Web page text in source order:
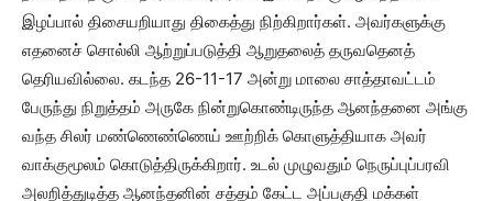
இழப்பால் திசையறியாது திகைத்து நிற்கிறார்கள். அவர்களுக்கு
எதனைச் சொல்லி ஆற்றுப்படுத்தி ஆறுதலைத் தருவதெனத்
தெரியவில்லை. கடந்த 26-11-17 அன்று மாலை சாத்தாவட்டம்
பேருந்து நிறுத்தம் அருகே நின்றுகொண்டிருந்த ஆனந்தனை அங்கு
வந்த சிலர் மண்ணெண்ணெய் ஊற்றிக் கொளுத்தியாக அவர்
வாக்குமூலம் கொடுத்திருக்கிறார். உடல் முழுவதும் நெருப்புப்பரவி
அலறித்துடித்த ஆனந்தனின் சத்தம் கேட்ட அப்பகுதி மக்கள்